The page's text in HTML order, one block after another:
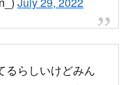
だよ。。
July 29, 2022